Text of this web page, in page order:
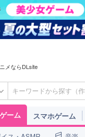
メならDLsite
ーム スマホゲーム